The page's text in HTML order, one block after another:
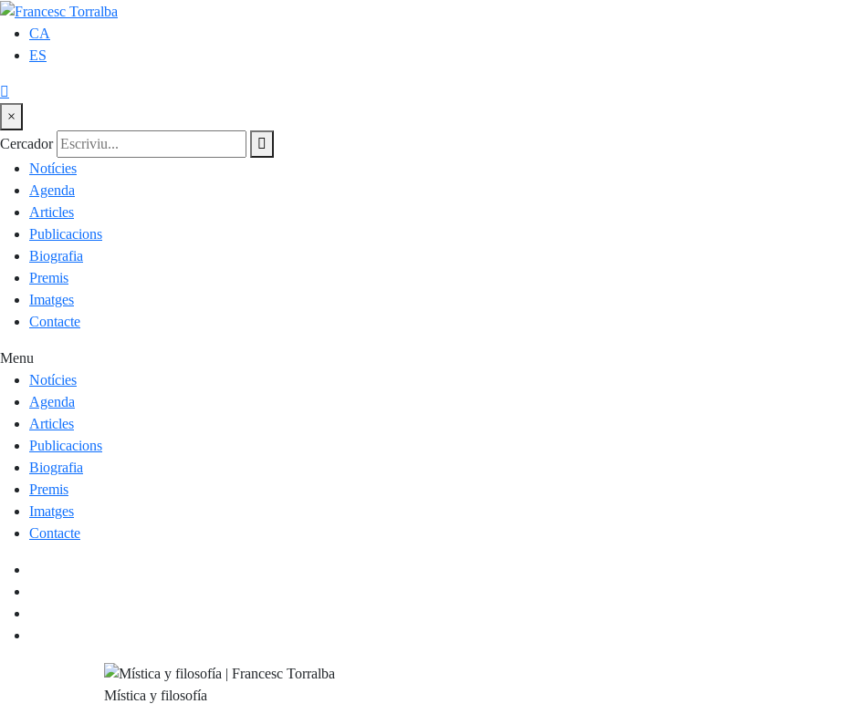
CA
ES
×
Cercador
Notícies
Agenda
Articles
Publicacions
Biografia
Premis
Imatges
Contacte
Menu
Notícies
Agenda
Articles
Publicacions
Biografia
Premis
Imatges
Contacte
Mística y filosofía